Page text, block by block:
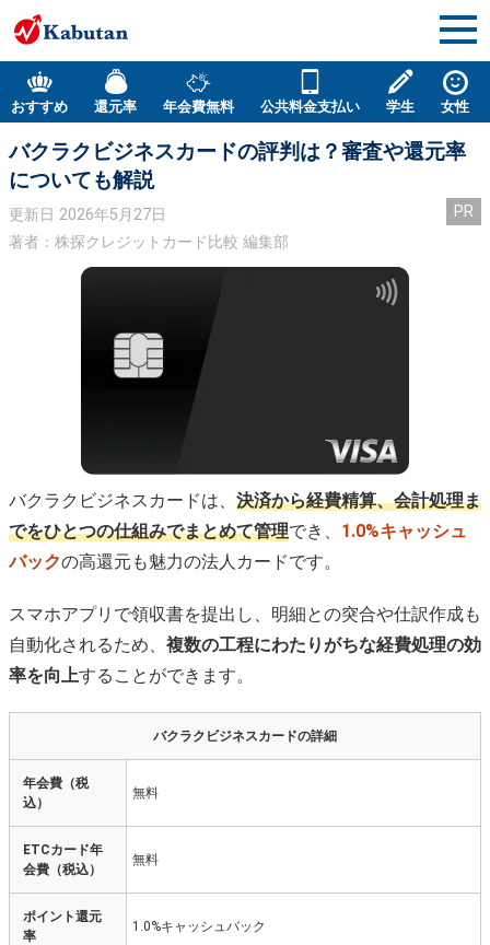
おすすめ 還元率 年会費無料 公共料金支払い 学生 女性
バクラクビジネスカードの評判は？審査や還元率
についても解説
更新日 2026年5月27日
PR
著者：株探クレジットカード比較 編集部
バクラクビジネスカードは、 決済から経費精算、会計処理ま
でをひとつの仕組みでまとめて管理でき、 1.0%キャッシュ
バックの高還元も魅力の法人カードです。
スマホアプリで領収書を提出し、明細との突合や仕訳作成も
自動化されるため、 複数の工程にわたりがちな経費処理の効
率を向上することができます。
バクラクビジネスカードの詳細
年会費（税
込）
無料
ETCカード年
会費（税込）
無料
ポイント還元
率
1.0%キャッシュバック